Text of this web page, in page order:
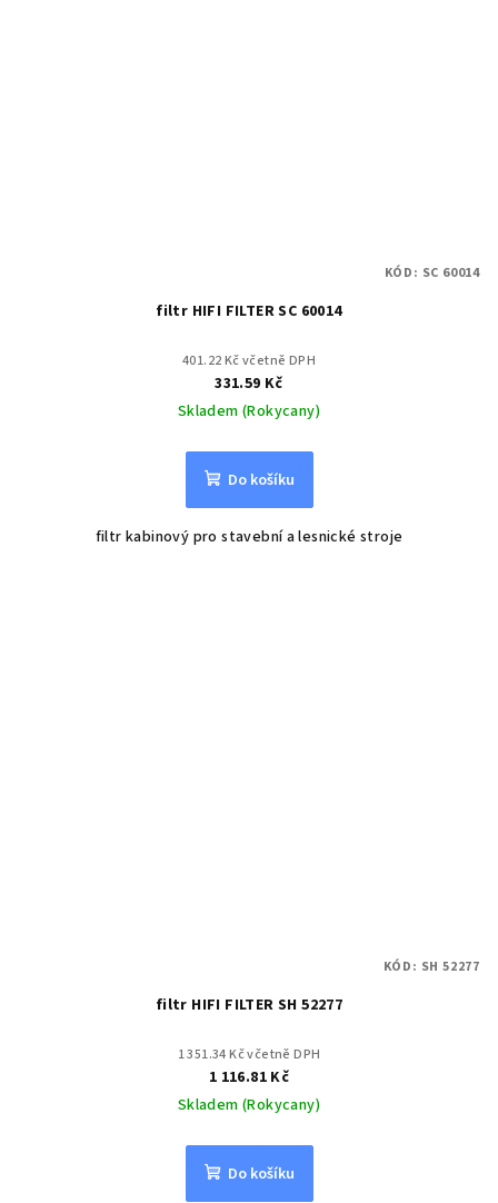
filtr HIFI FILTER SC 60014
401.22 Kč včetně DPH
331.59 Kč
Skladem (Rokycany)
Do košíku
filtr kabinový pro stavební a lesnické stroje
KÓD: SC 60014
filtr HIFI FILTER SH 52277
1 351.34 Kč včetně DPH
1 116.81 Kč
Skladem (Rokycany)
Do košíku
KÓD: SH 52277